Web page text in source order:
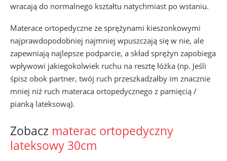
wracają do normalnego kształtu natychmiast po wstaniu.
Materace ortopedyczne ze sprężynami kieszonkowymi
najprawdopodobniej najmniej wpuszczają się w nie, ale
zapewniają najlepsze podparcie, a skład sprężyn zapobiega
wpływowi jakiegokolwiek ruchu na resztę łóżka (np. Jeśli
śpisz obok partner, twój ruch przeszkadzałby im znacznie
mniej niż ruch materaca ortopedycznego z pamięcią /
pianką lateksową).
Zobacz materac ortopedyczny
lateksowy 30cm